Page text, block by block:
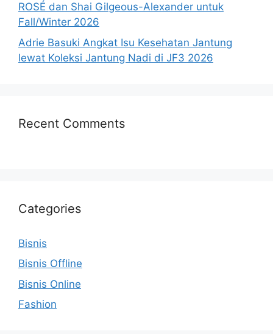
ROSÉ dan Shai Gilgeous-Alexander untuk
Fall/Winter 2026
Adrie Basuki Angkat Isu Kesehatan Jantung
lewat Koleksi Jantung Nadi di JF3 2026
Recent Comments
Categories
Bisnis
Bisnis Offline
Bisnis Online
Fashion